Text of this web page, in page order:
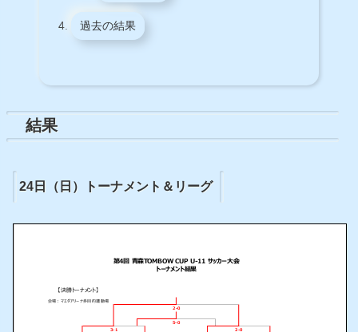
過去の結果
結果
24日（日）トーナメント＆リーグ